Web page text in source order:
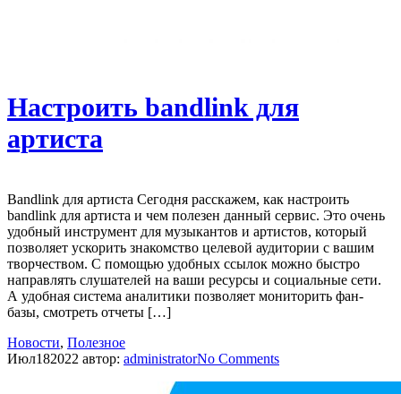
Настроить bandlink для
артиста
Bandlink для артиста Сегодня расскажем, как настроить
bandlink для артиста и чем полезен данный сервис. Это очень
удобный инструмент для музыкантов и артистов, который
позволяет ускорить знакомство целевой аудитории с вашим
творчеством. С помощью удобных ссылок можно быстро
направлять слушателей на ваши ресурсы и социальные сети.
А удобная система аналитики позволяет мониторить фан-
базы, смотреть отчеты […]
Новости, Полезное
Июл182022 автор: administratorNo Comments